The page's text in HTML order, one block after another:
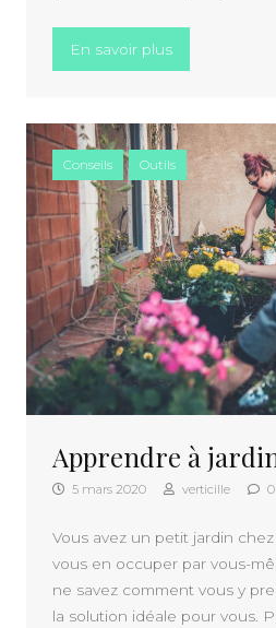
En savoir plus« Les fleurs
Conseils Outils
Apprendre à
5 mars 2020 verticille
Vous avez un petit jardin
vous en occuper par vous-
ne savez comment vous y
la solution idéale pour vous.